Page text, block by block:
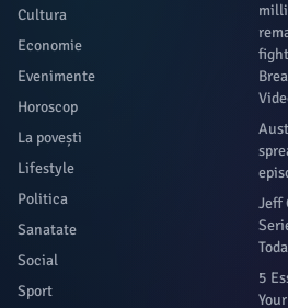
Cultura
Economie
Evenimente
Horoscop
La povești
Lifestyle
Politica
Sanatate
Social
Sport
Jeff
5